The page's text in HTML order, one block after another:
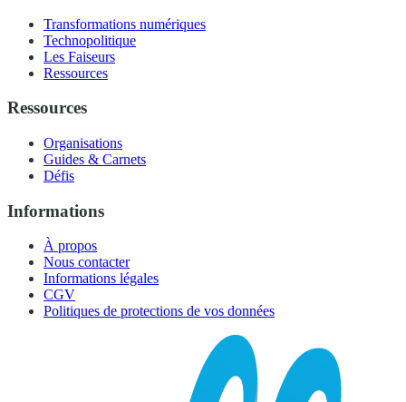
Transformations numériques
Technopolitique
Les Faiseurs
Ressources
Ressources
Organisations
Guides & Carnets
Défis
Informations
À propos
Nous contacter
Informations légales
CGV
Politiques de protections de vos données